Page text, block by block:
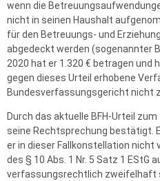
wenn die
nicht in seinen Haushalt
für den Betreuungs- und
abgedeckt werden (sogenannter
2020 hat er 1.320 € betragen und
gegen dieses Urteil erhobene
Bundesverfassungsgericht nicht
Durch das aktuelle BFH-Urteil
seine Rechtsprechung bestätigt.
er in dieser Fallkonstellation nicht
des § 10 Abs. 1 Nr. 5 Satz 1 EStG
verfassungsrechtlich zweifelhaft